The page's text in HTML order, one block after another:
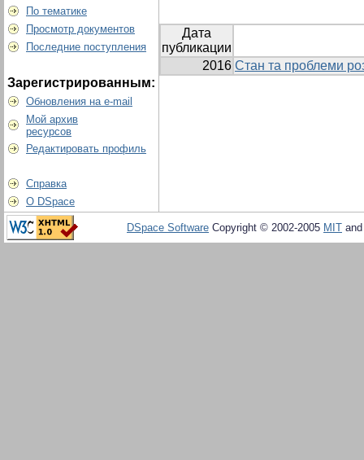
По тематике
Просмотр документов
Последние поступления
Зарегистрированным:
Обновления на e-mail
Мой архив
ресурсов
Редактировать профиль
Справка
О DSpace
Дата
публикации
2016 Стан та проблеми
DSpace Software Copyright © 2002-2005 MIT